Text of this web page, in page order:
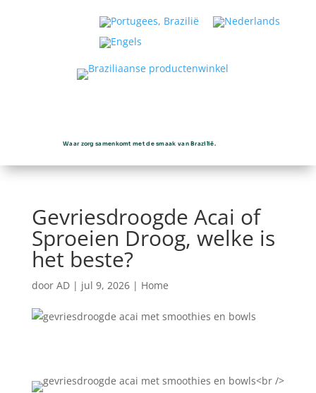
Waar zorg samenkomt met de smaak van Brazilië.
Gevriesdroogde Acai of
Sproeien Droog, welke is
het beste?
door AD| jul 9, 2026| Home